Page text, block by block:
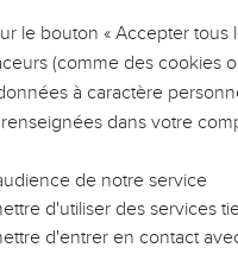
dans les
aussi ce qui me
vous informera de tout.
afin que vous
le bouton « Accepter
(comme des cookies
à caractère
dans votre
de notre service
d'utiliser des services
d'entrer en contact